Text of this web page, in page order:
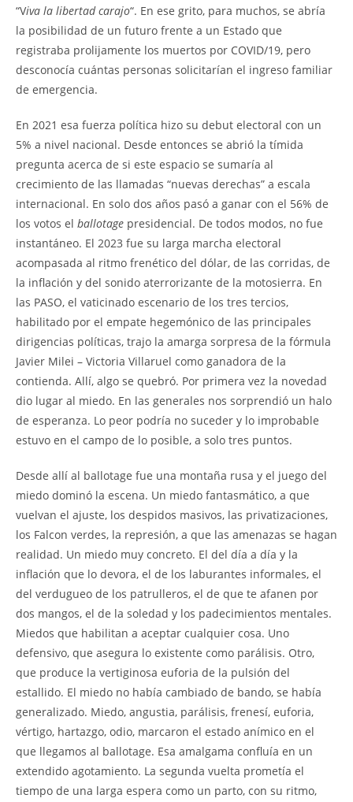
“Viva la libertad carajo“. En ese grito, para muchos, se abría
la posibilidad de un futuro frente a un Estado que
registraba prolijamente los muertos por COVID/19, pero
desconocía cuántas personas solicitarían el ingreso familiar
de emergencia.
En 2021 esa fuerza política hizo su debut electoral con un
5% a nivel nacional. Desde entonces se abrió la tímida
pregunta acerca de si este espacio se sumaría al
crecimiento de las llamadas “nuevas derechas” a escala
internacional. En solo dos años pasó a ganar con el 56% de
los votos el ballotage presidencial. De todos modos, no fue
instantáneo. El 2023 fue su larga marcha electoral
acompasada al ritmo frenético del dólar, de las corridas, de
la inflación y del sonido aterrorizante de la motosierra. En
las PASO, el vaticinado escenario de los tres tercios,
habilitado por el empate hegemónico de las principales
dirigencias políticas, trajo la amarga sorpresa de la fórmula
Javier Milei – Victoria Villaruel como ganadora de la
contienda. Allí, algo se quebró. Por primera vez la novedad
dio lugar al miedo. En las generales nos sorprendió un halo
de esperanza. Lo peor podría no suceder y lo improbable
estuvo en el campo de lo posible, a solo tres puntos.
Desde allí al ballotage fue una montaña rusa y el juego del
miedo dominó la escena. Un miedo fantasmático, a que
vuelvan el ajuste, los despidos masivos, las privatizaciones,
los Falcon verdes, la represión, a que las amenazas se hagan
realidad. Un miedo muy concreto. El del día a día y la
inflación que lo devora, el de los laburantes informales, el
del verdugueo de los patrulleros, el de que te afanen por
dos mangos, el de la soledad y los padecimientos mentales.
Miedos que habilitan a aceptar cualquier cosa. Uno
defensivo, que asegura lo existente como parálisis. Otro,
que produce la vertiginosa euforia de la pulsión del
estallido. El miedo no había cambiado de bando, se había
generalizado. Miedo, angustia, parálisis, frenesí, euforia,
vértigo, hartazgo, odio, marcaron el estado anímico en el
que llegamos al ballotage. Esa amalgama confluía en un
extendido agotamiento. La segunda vuelta prometía el
tiempo de una larga espera como un parto, con su ritmo,